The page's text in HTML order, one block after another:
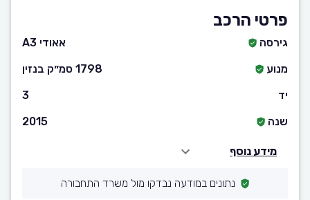
פרטי הרכב
גירסה
אאודי A3
מנוע
1798 סמ״ק בנזין
יד
3
שנה
2015
מידע נוסף
נתונים במודעה נבדקו מול משרד התחבורה